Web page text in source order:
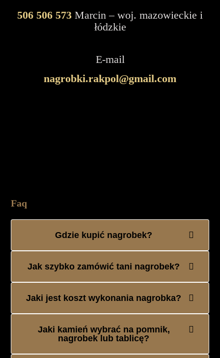
506 506 573 Marcin – woj. mazowieckie i
łódzkie
E-mail
nagrobki.rakpol@gmail.com
Faq
Gdzie kupić nagrobek?
Jak szybko zamówić tani nagrobek?
Jaki jest koszt wykonania nagrobka?
Jaki kamień wybrać na pomnik,
nagrobek lub tablicę?